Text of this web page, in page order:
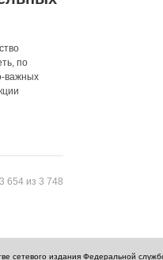
по
важных
654 из 3 748
сетевого издания Федеральной